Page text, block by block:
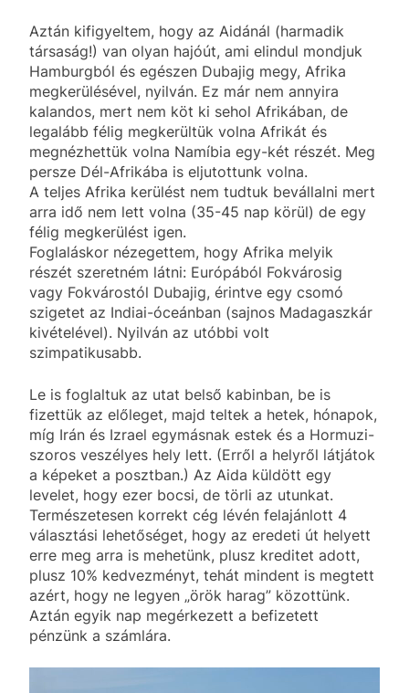
Aztán kifigyeltem, hogy az Aidánál (harmadik
társaság!) van olyan hajóút, ami elindul mondjuk
Hamburgból és egészen Dubajig megy, Afrika
megkerülésével, nyilván. Ez már nem annyira
kalandos, mert nem köt ki sehol Afrikában, de
legalább félig megkerültük volna Afrikát és
megnézhettük volna Namíbia egy-két részét. Meg
persze Dél-Afrikába is eljutottunk volna.
A teljes Afrika kerülést nem tudtuk bevállalni mert
arra idő nem lett volna (35-45 nap körül) de egy
félig megkerülést igen.
Foglaláskor nézegettem, hogy Afrika melyik
részét szeretném látni: Európából Fokvárosig
vagy Fokvárostól Dubajig, érintve egy csomó
szigetet az Indiai-óceánban (sajnos Madagaszkár
kivételével). Nyilván az utóbbi volt
szimpatikusabb.
Le is foglaltuk az utat belső kabinban, be is
fizettük az előleget, majd teltek a hetek, hónapok,
míg Irán és Izrael egymásnak estek és a Hormuzi-
szoros veszélyes hely lett. (Erről a helyről látjátok
a képeket a posztban.) Az Aida küldött egy
levelet, hogy ezer bocsi, de törli az utunkat.
Természetesen korrekt cég lévén felajánlott 4
választási lehetőséget, hogy az eredeti út helyett
erre meg arra is mehetünk, plusz kreditet adott,
plusz 10% kedvezményt, tehát mindent is megtett
azért, hogy ne legyen „örök harag” közottünk.
Aztán egyik nap megérkezett a befizetett
pénzünk a számlára.